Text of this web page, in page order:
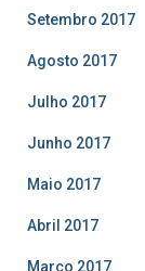
Setembro 2017
Agosto 2017
Julho 2017
Junho 2017
Maio 2017
Abril 2017
Março 2017